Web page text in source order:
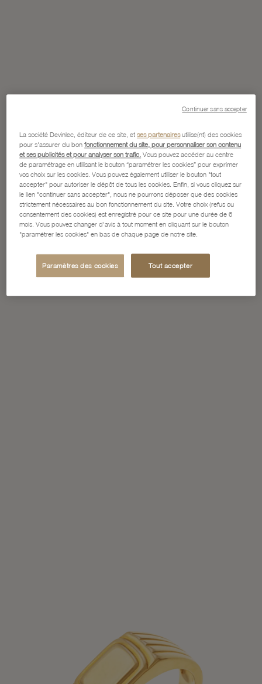
La société Devinlec, éditeur de ce site, etses partenairesutilise(nt) des cookies
pour s'assurer du bonfonctionnement du site, pour personnaliser son contenu
et ses publicités et pour analyser son trafic. Vous pouvez accéder au centre
de paramétrage en utilisant le bouton “paramétrer les cookies” pour exprimer
vos choix sur les cookies. Vous pouvez également utiliser le bouton "tout
accepter" pour autoriser le dépôt de tous les cookies. Enfin, si vous cliquez sur
le lien "continuer sans accepter", nous ne pourrons déposer que des cookies
strictement nécessaires au bon fonctionnement du site. Votre choix (refus ou
consentement des cookies) est enregistré pour ce site pour une durée de 6
mois. Vous pouvez changer d'avis à tout moment en cliquant sur le bouton
"paramétrer les cookies" en bas de chaque page de notre site.
Paramètres des cookies Tout accepter
Continuer sans accepter